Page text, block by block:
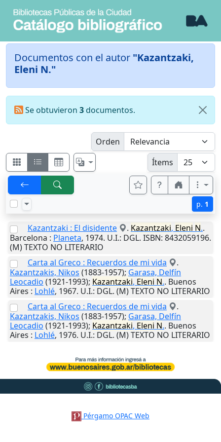
Documentos con el autor "Kazantzaki,
Eleni N."
Se obtuvieron 3documentos.
Orden
Ítems
p. 1
Kazantzaki : El disidente . Kazantzaki, Eleni N..
Barcelona : Planeta, 1974. U.I.: DGL. ISBN: 8432059196.
(M) TEXTO NO LITERARIO
Carta al Greco : Recuerdos de mi vida
.
Kazantzakis, Nikos (1883-1957); Garasa, Delfín
Leocadio (1921-1993); Kazantzaki, Eleni N.. Buenos
Aires : Lohlé, 1967. U.I.: DGL. (M) TEXTO NO LITERARIO
Carta al Greco : Recuerdos de mi vida
.
Kazantzakis, Nikos (1883-1957); Garasa, Delfín
Leocadio (1921-1993); Kazantzaki, Eleni N.. Buenos
Aires : Lohlé, 1976. U.I.: DGL. (M) TEXTO NO LITERARIO
Pérgamo OPAC Web